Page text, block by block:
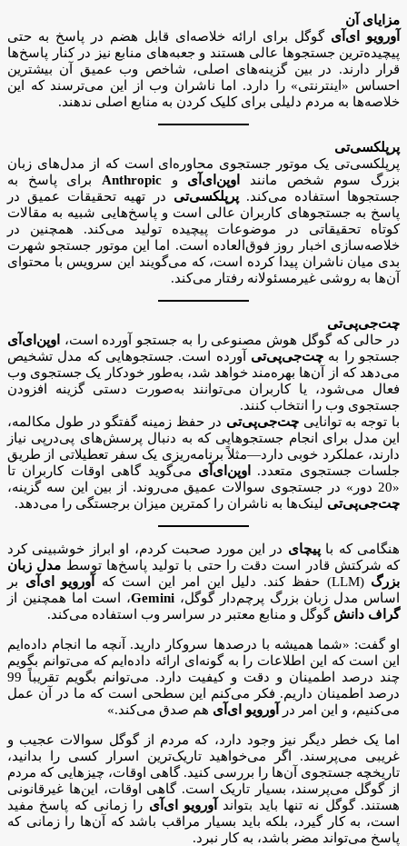
مزایای آن
آورویو ای‌آی گوگل برای ارائه خلاصه‌ای قابل هضم در پاسخ به حتی
پیچیده‌ترین جستجوها عالی هستند و جعبه‌های منابع نیز در کنار پاسخ‌ها
قرار دارند. در بین گزینه‌های اصلی، شاخص وب عمیق آن بیشترین
احساس «اینترنتی» را دارد. اما ناشران وب از این می‌ترسند که این
خلاصه‌ها به مردم دلیلی برای کلیک کردن به منابع اصلی ندهند.
پرپلکسی‌تی
پرپلکسی‌تی یک موتور جستجوی محاوره‌ای است که از مدل‌های زبان
بزرگ سوم شخص مانند
اوپن‌ای‌آی و Anthropic برای پاسخ به
جستجوها استفاده می‌کند.پرپلکسی‌تی در تهیه تحقیقات عمیق در
پاسخ به جستجوهای کاربران عالی است و پاسخ‌هایی شبیه به مقالات
کوتاه تحقیقاتی در موضوعات پیچیده تولید می‌کند. همچنین در
خلاصه‌سازی اخبار روز فوق‌العاده است. اما این موتور جستجو شهرت
بدی میان ناشران پیدا کرده است، که می‌گویند این سرویس با محتوای
آن‌ها به روشی غیرمسئولانه رفتار می‌کند.
چت‌جی‌پی‌تی
در حالی که گوگل هوش مصنوعی را به جستجو آورده است،
اوپن‌ای‌آی
جستجو را به چت‌جی‌پی‌تی آورده است. جستجوهایی که مدل تشخیص
می‌دهد که از آن‌ها بهره‌مند خواهد شد، به‌طور خودکار یک جستجوی وب
فعال می‌شود، یا کاربران می‌توانند به‌صورت دستی گزینه افزودن
جستجوی وب را انتخاب کنند.
با توجه به تواناییچت‌جی‌پی‌تی در حفظ زمینه گفتگو در طول مکالمه،
این مدل برای انجام جستجوهایی که به دنبال پرسش‌های پی‌درپی نیاز
دارند، عملکرد خوبی دارد—مثلاً برنامه‌ریزی یک سفر تعطیلاتی از طریق
جلسات جستجوی متعدد.
اوپن‌ای‌آی می‌گوید گاهی اوقات کاربران تا
«20 دور» در جستجوی سوالات عمیق می‌روند. از بین این سه گزینه،
چت‌جی‌پی‌تی لینک‌ها به ناشران را کمترین میزان برجستگی را می‌دهد.
هنگامی که باپیچای در این مورد صحبت کردم، او ابراز خوشبینی کرد
که شرکتش قادر است دقت را حتی با تولید پاسخ‌ها توسط مدل زبان
بزرگ (LLM) حفظ کند. دلیل این امر این است که آورویو ای‌آی بر
اساس مدل زبان بزرگ پرچم‌دار گوگل، Gemini، است اما همچنین از
گراف دانش گوگل و منابع معتبر در سراسر وب استفاده می‌کند.
او گفت: «شما همیشه با درصدها سروکار دارید. آنچه ما انجام داده‌ایم
این است که این اطلاعات را به گونه‌ای ارائه داده‌ایم که می‌توانم بگویم
چند درصد اطمینان و دقت و کیفیت دارد. می‌توانم بگویم تقریباً 99
درصد اطمینان داریم. فکر می‌کنم این سطحی است که ما در آن عمل
می‌کنیم، و این امر در
آورویو ای‌آی هم صدق می‌کند.»
اما یک خطر دیگر نیز وجود دارد، که مردم از گوگل سوالات عجیب و
غریبی می‌پرسند. اگر می‌خواهید تاریک‌ترین اسرار کسی را بدانید،
تاریخچه جستجوی آن‌ها را بررسی کنید. گاهی اوقات، چیزهایی که مردم
از گوگل می‌پرسند، بسیار تاریک است. گاهی اوقات، این‌ها غیرقانونی
هستند. گوگل نه تنها باید بتواند
آورویو ای‌آی را زمانی که پاسخ مفید
است، به کار گیرد، بلکه باید بسیار مراقب باشد که آن‌ها را زمانی که
پاسخ می‌تواند مضر باشد، به کار نبرد.